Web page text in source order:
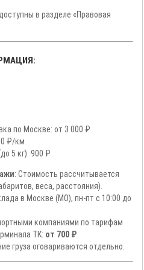
в разделе «Правовая
по Москве: от 3 000 ₽
₽/км
5 кг): 900 ₽
: Стоимость рассчитывается
веса, расстояния).
в Москве (МО), пн-пт с 10:00 до
компаниями по тарифам
ТК: от 700 ₽
груза оговариваются отдельно.